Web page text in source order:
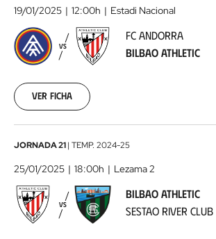
Andorra
Bilbao
Athletic 2025-
19
19/01/2025 12:00h Estadi Nacional
VS
FC ANDORRA
BILBAO ATHLETIC
Ver ficha
Bilbao
Athletic
-
Sestao
River
JORNADA 21| TEMP. 2024-25
25/01/2025 18:00h Lezama 2
VS
BILBAO ATHLETIC
SESTAO RIVER CLUB